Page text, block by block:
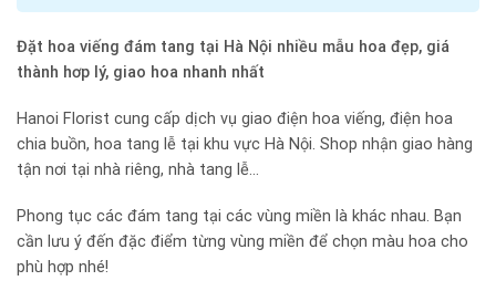
Đặt hoa viếng đám tang tại Hà Nội nhiều mẫu hoa đẹp, giá
thành hơp lý, giao hoa nhanh nhất
Hanoi Florist cung cấp dịch vụ giao điện hoa viếng, điện hoa
chia buồn, hoa tang lễ tại khu vực Hà Nội. Shop nhận giao hàng
tận nơi tại nhà riêng, nhà tang lễ…
Phong tục các đám tang tại các vùng miền là khác nhau. Bạn
cần lưu ý đến đặc điểm từng vùng miền để chọn màu hoa cho
phù hợp nhé!